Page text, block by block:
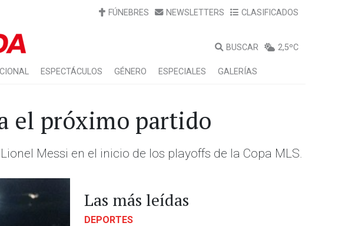
FÚNEBRES NEWSLETTERS CLASIFICADOS
BUSCAR 2,5ºC
ESPECTÁCULOS GÉNERO ESPECIALES GALERÍAS
el próximo partido
Messi en el inicio de los playoffs de la Copa MLS.
Las más leídas
DEPORTES